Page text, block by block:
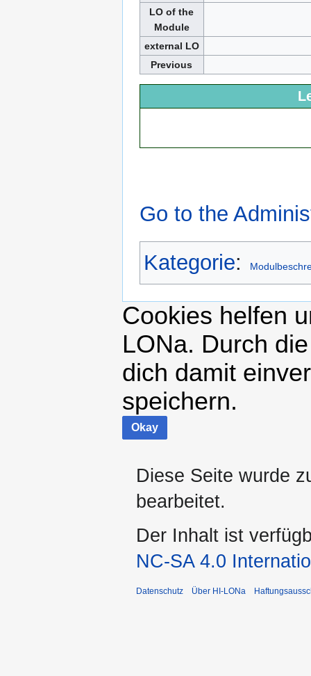
LO of the
Module
external LO
Previous
Go to the
Kategorie:
Cookies helfen
LONa. Durch
dich damit
speichern.
Okay
Diese Seite wurde
bearbeitet.
Der Inhalt ist
NC-SA 4.0
Datenschutz Über HI-LONa